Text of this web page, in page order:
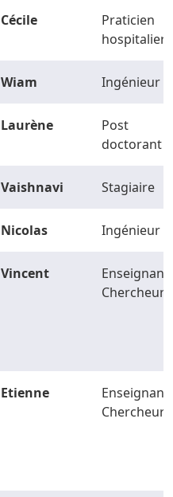
Cécile
Praticien
hospitalier
Wiam Ingénieur
Laurène
Post
doctorant
Vaishnavi Stagiaire
Nicolas Ingénieur
Vincent
Enseignant-
Chercheur
Etienne
Enseignant-
Chercheur